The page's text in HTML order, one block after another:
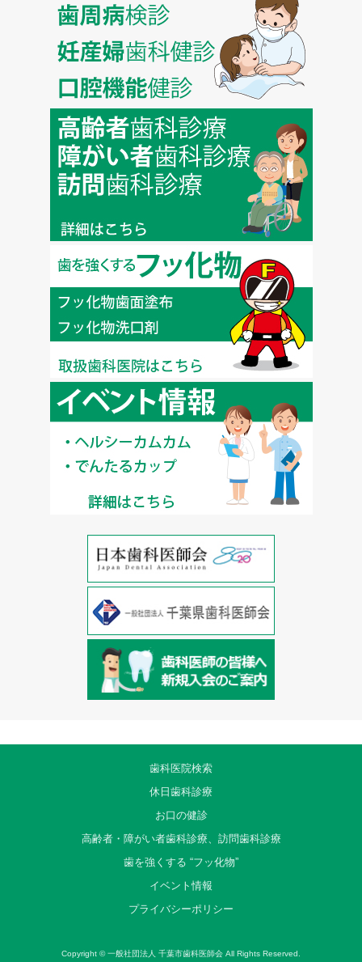
歯科医院検索
休日歯科診療
お口の健診
高齢者・障がい者歯科診療、訪問歯科診療
歯を強くする “フッ化物”
イベント情報
プライバシーポリシー
Copyright ©一般社団法人 千葉市歯科医師会 All Rights Reserved.